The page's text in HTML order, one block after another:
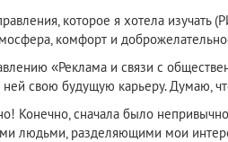
которое я хотела изучать
комфорт и
«Реклама и связи с
свою будущую карьеру. Думаю,
Конечно, сначала было
людьми, разделяющими мои